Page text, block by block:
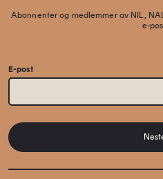
Abonnenter og medlemmer av NIL,
e-
E-post